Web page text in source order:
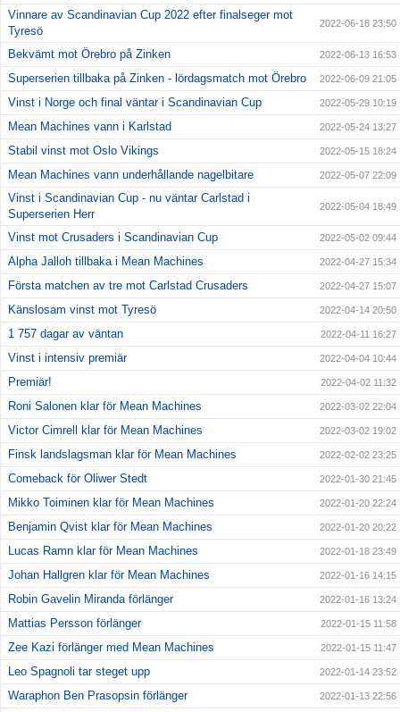
Vinnare av Scandinavian Cup 2022 efter finalseger mot
Tyresö
2022-06-18 23:50
Bekvämt mot Örebro på Zinken 2022-06-13 16:53
Superserien tillbaka på Zinken - lördagsmatch mot Örebro 2022-06-09 21:05
Vinst i Norge och final väntar i Scandinavian Cup 2022-05-29 10:19
Mean Machines vann i Karlstad 2022-05-24 13:27
Stabil vinst mot Oslo Vikings 2022-05-15 18:24
Mean Machines vann underhållande nagelbitare 2022-05-07 22:09
Vinst i Scandinavian Cup - nu väntar Carlstad i
Superserien Herr
2022-05-04 18:49
Vinst mot Crusaders i Scandinavian Cup 2022-05-02 09:44
Alpha Jalloh tillbaka i Mean Machines 2022-04-27 15:34
Första matchen av tre mot Carlstad Crusaders 2022-04-27 15:07
Känslosam vinst mot Tyresö 2022-04-14 20:50
1 757 dagar av väntan 2022-04-11 16:27
Vinst i intensiv premiär 2022-04-04 10:44
Premiär! 2022-04-02 11:32
Roni Salonen klar för Mean Machines 2022-03-02 22:04
Victor Cimrell klar för Mean Machines 2022-03-02 19:02
Finsk landslagsman klar för Mean Machines 2022-02-02 23:25
Comeback för Oliwer Stedt 2022-01-30 21:45
Mikko Toiminen klar för Mean Machines 2022-01-20 22:24
Benjamin Qvist klar för Mean Machines 2022-01-20 20:22
Lucas Ramn klar för Mean Machines 2022-01-18 23:49
Johan Hallgren klar för Mean Machines 2022-01-16 14:15
Robin Gavelin Miranda förlänger 2022-01-16 13:24
Mattias Persson förlänger 2022-01-15 11:58
Zee Kazi förlänger med Mean Machines 2022-01-15 11:47
Leo Spagnoli tar steget upp 2022-01-14 23:52
Waraphon Ben Prasopsin förlänger 2022-01-13 22:56